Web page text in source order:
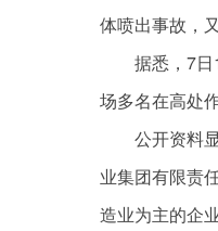
体喷出事故，
据悉，7
场多名在高处
公开资料
业集团有限责
造业为主的企业